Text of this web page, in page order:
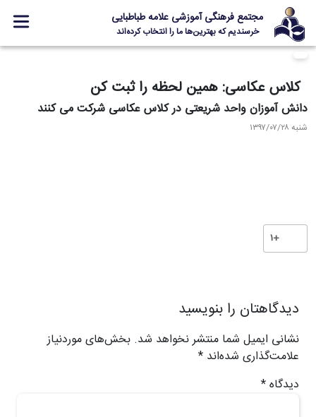
مجتمع فرهنگی آموزشی علامه طباطبایی
خرسندیم که بهترین‌ها ما را انتخاب کرده‌اند
ثبت نام
مدارس
کلاس عکاسی: همین لحظه را ثبت کن
دانش آموزان واحد شریعتی در کلاس عکاسی شرکت می کنند
شنبه ۱۳۹۷/۰۷/۲۸
+1
دیدگاهتان را بنویسید
نشانی ایمیل شما منتشر نخواهد شد. بخش‌های موردنیاز
علامت‌گذاری شده‌اند *
دیدگاه*